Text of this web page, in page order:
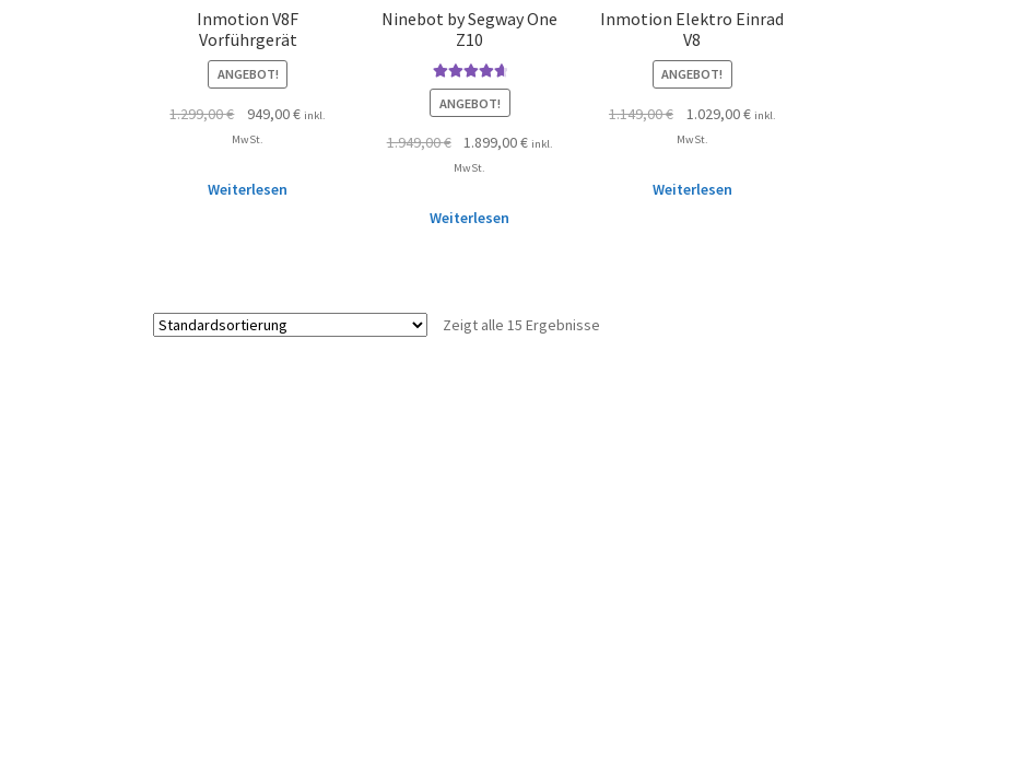
Inmotion V8F
Vorführgerät
ANGEBOT!
1.299,00€ 949,00€ inkl.
MwSt.
Weiterlesen
Ninebot by Segway One
Z10
Bewertet mit
4.75von 5
ANGEBOT!
1.949,00€ 1.899,00€ inkl.
MwSt.
Weiterlesen
Inmotion Elektro Einrad
V8
ANGEBOT!
1.149,00€ 1.029,00€ inkl.
MwSt.
Weiterlesen
Zeigt alle 15 Ergebnisse